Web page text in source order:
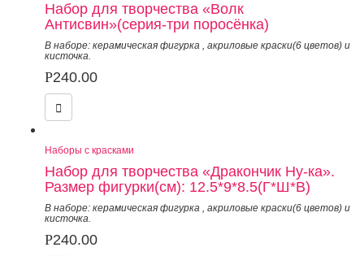
Набор для творчества «Волк
Антисвин»(серия-три поросёнка)
В наборе: керамическая фигурка , акриловые краски(6 цветов) и
кисточка.
Р240.00
Наборы с красками
Набор для творчества «Дракончик Ну-ка».
Размер фигурки(см): 12.5*9*8.5(Г*Ш*В)
В наборе: керамическая фигурка , акриловые краски(6 цветов) и
кисточка.
Р240.00